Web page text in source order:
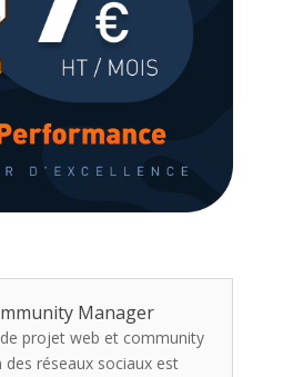
Manager
projet web et community
réseaux sociaux est